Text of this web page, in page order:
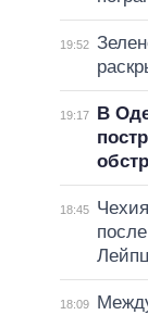
19:52
19:17
В
18:45
18:09